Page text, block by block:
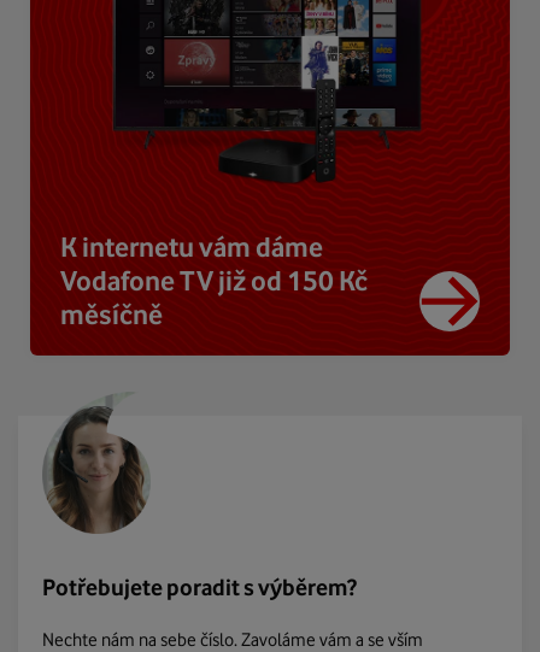
K internetu vám dáme
Vodafone TV již od 150 Kč
měsíčně
Potřebujete poradit s výběrem?
Nechte nám na sebe číslo. Zavoláme vám a se vším